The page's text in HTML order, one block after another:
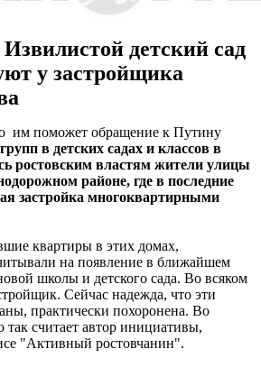
детский сад
у застройщика
им поможет обращение к Путину
в детских садах и классов в
ростовским властям жители улицы
районе, где в последние
застройка многоквартирными
квартиры в этих домах,
на появление в ближайшем
школы и детского сада. Во всяком
Сейчас надежда, что эти
практически похоронена. Во
так считает автор инициативы,
"Активный ростовчанин".